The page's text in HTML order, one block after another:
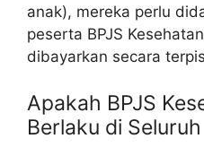
anak), mereka perlu
peserta BPJS
dibayarkan secara
Apakah BPJS
Berlaku di